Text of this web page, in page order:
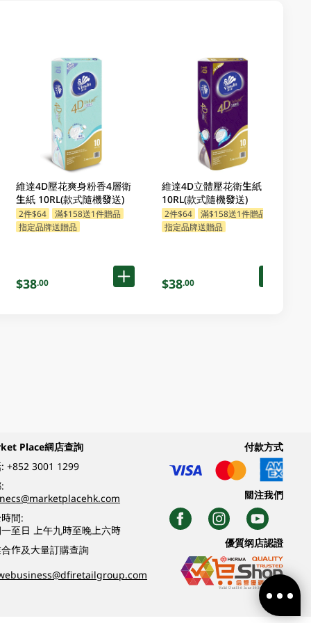
維達4D壓花爽身粉香4層衛
生紙 10RL(款式隨機發送)
2件$64
滿$158送1件贈品
指定品牌送贈品
$38.00
維達4D立體壓花衛生紙
10RL(款式隨機發送)
2件$64
滿$158送1件贈品
指定品牌送贈品
$38.00
Place網店查詢
:+852 3001 1299
間:
至日 上午九時至晚上六時
作及大量訂購查詢
付款方式
關注我們
優質纲店認證